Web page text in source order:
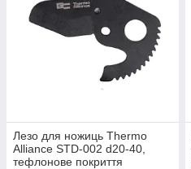
Лезо для ножиць Thermo
Alliance STD-002 d20-40,
тефлонове покриття